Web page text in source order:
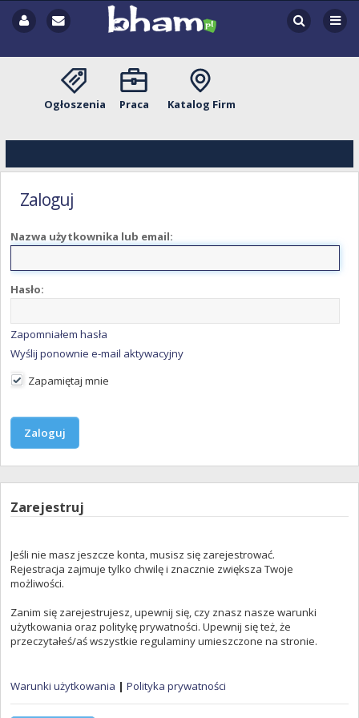
Ogłoszenia Praca Katalog Firm
Zaloguj
Nazwa użytkownika lub email:
Hasło:
Zapomniałem hasła
Wyślij ponownie e-mail aktywacyjny
Zapamiętaj mnie
Zarejestruj
Jeśli nie masz jeszcze konta, musisz się zarejestrować.
Rejestracja zajmuje tylko chwilę i znacznie zwiększa Twoje
możliwości.
Zanim się zarejestrujesz, upewnij się, czy znasz nasze warunki
użytkowania oraz politykę prywatności. Upewnij się też, że
przeczytałeś/aś wszystkie regulaminy umieszczone na stronie.
Warunki użytkowania | Polityka prywatności